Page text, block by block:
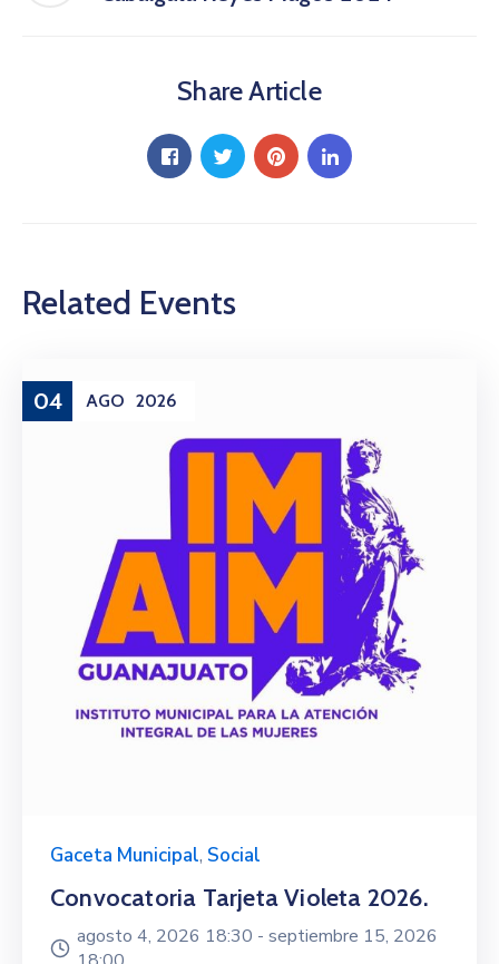
Share Article
Related Events
04 AGO 2026
Gaceta Municipal, Social
Convocatoria Tarjeta Violeta 2026.
agosto 4, 2026 18:30 - septiembre 15, 2026